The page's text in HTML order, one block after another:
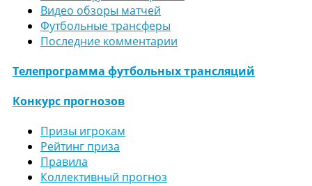
Видео обзоры матчей
Футбольные трансферы
Последние комментарии
Телепрограмма футбольных трансляций
Конкурс прогнозов
Призы игрокам
Рейтинг приза
Правила
Коллективный прогноз